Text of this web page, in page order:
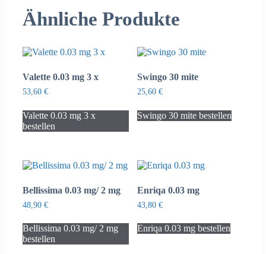
Ähnliche Produkte
Valette 0.03 mg 3 x
53,60 €
Valette 0.03 mg 3 x
bestellen
Swingo 30 mite
25,60€
Swingo 30 mite bestellen
Bellissima 0.03 mg/ 2 mg
48,90 €
Bellissima 0.03 mg/ 2 mg
bestellen
Enriqa 0.03 mg
43,80€
Enriqa 0.03 mg bestellen